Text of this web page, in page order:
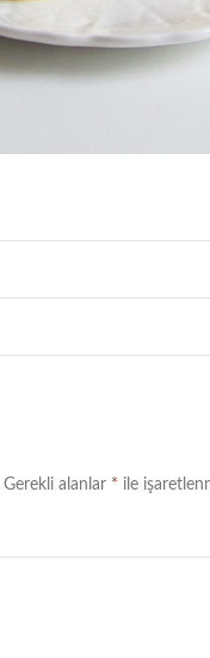
Gerekli alanlar * ile